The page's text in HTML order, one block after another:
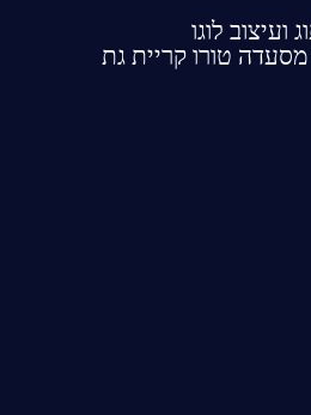
ועיצוב לוגו
טורו קריית גת